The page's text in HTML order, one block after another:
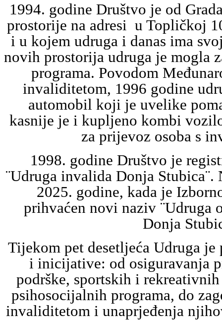
1994. godine Društvo je od
prostorije na adresi u Topličkoj
i u kojem udruga i danas ima
novih prostorija udruga je mogla
programa. Povodom
invaliditetom, 1996 godine
automobil koji je uvelike
kasnije je i kupljeno kombi
za prijevoz osoba s
1998. godine Društvo je
¨Udruga invalida Donja
2025. godine, kada je
prihvaćen novi naziv ¨Udruga
Donja
Tijekom pet desetljeća Udruga
i inicijative: od osiguravanja
podrške, sportskih i
psihosocijalnih programa, do
invaliditetom i unaprjeđenja